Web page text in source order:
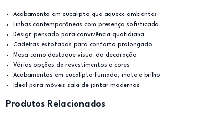
Acabamento em eucalipto que aquece ambientes
Linhas contemporâneas com presença sofisticada
Design pensado para convivência quotidiana
Cadeiras estofadas para conforto prolongado
Mesa como destaque visual da decoração
Várias opções de revestimentos e cores
Acabamentos em eucalipto fumado, mate e brilho
Ideal para móveis sala de jantar modernos
Produtos Relacionados